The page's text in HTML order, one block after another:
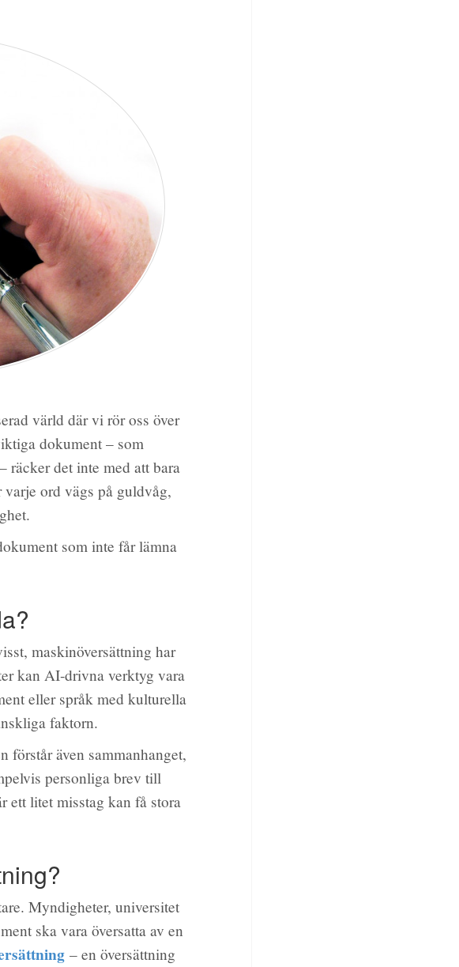
värld där vi rör oss över
dokument – som
räcker det inte med att bara
ord vägs på guldvåg,
som inte får lämna
maskinöversättning har
kan AI-drivna verktyg vara
eller språk med kulturella
faktorn.
förstår även sammanhanget,
personliga brev till
ett litet misstag kan få stora
Myndigheter, universitet
ska vara översatta av en
– en översättning